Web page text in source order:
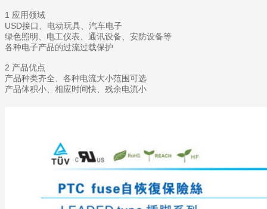
1 应用领域
USD接口、电动玩具、汽车电子
绿色照明、电工仪表、通讯设备、安防设备等
各种电子产品的过流过载保护
2 产品优点
产品种类齐全、各种电流大小范围可选
产品体积小、相应时间快、残余电流小